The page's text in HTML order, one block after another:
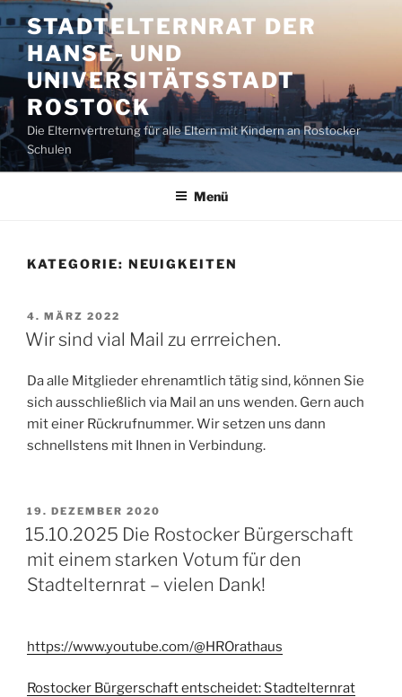
Zum
Inhalt
springen
STADTELTERNRAT DER
HANSE- UND
UNIVERSITÄTSSTADT
ROSTOCK
Die Elternvertretung für alle Eltern mit Kindern an Rostocker
Schulen
Menü
KATEGORIE: NEUIGKEITEN
VERÖFFENTLICHT
AM
4. MÄRZ 2022
Wir sind vial Mail zu errreichen.
Da alle Mitglieder ehrenamtlich tätig sind, können Sie
sich ausschließlich via Mail an uns wenden. Gern auch
mit einer Rückrufnummer. Wir setzen uns dann
schnellstens mit Ihnen in Verbindung.
VERÖFFENTLICHT
AM
19. DEZEMBER 2020
15.10.2025 Die Rostocker Bürgerschaft
mit einem starken Votum für den
Stadtelternrat – vielen Dank!
https://www.youtube.com/@HROrathaus
Rostocker Bürgerschaft entscheidet: Stadtelternrat